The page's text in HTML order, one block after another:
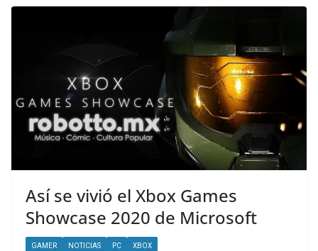
Así se vivió el Xbox Games
Showcase 2020 de Microsoft
GAMER NOTICIAS PC XBOX